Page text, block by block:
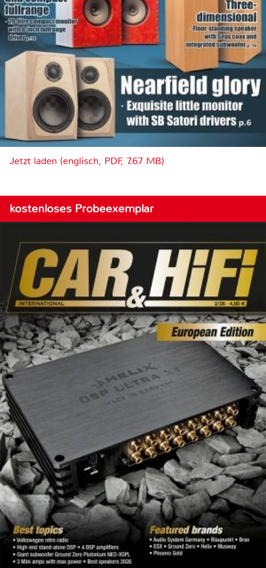
Jetzt laden (englisch, PDF, 7.67 MB)
kostenloses Probeexemplar